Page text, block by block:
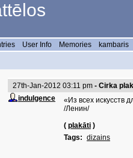
User Info Memories kambaris
27th-Jan-2012 03:11 pm - Cirka
indulgence
«Из всех искусств
/Ленин/
( plakāti )
Tags: dizains